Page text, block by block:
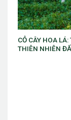
VIB ra
làm chủ